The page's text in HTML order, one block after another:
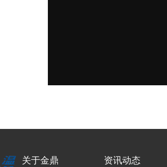
关于金鼎 资讯动态